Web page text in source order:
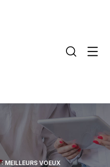
MEILLEURS VOEUX